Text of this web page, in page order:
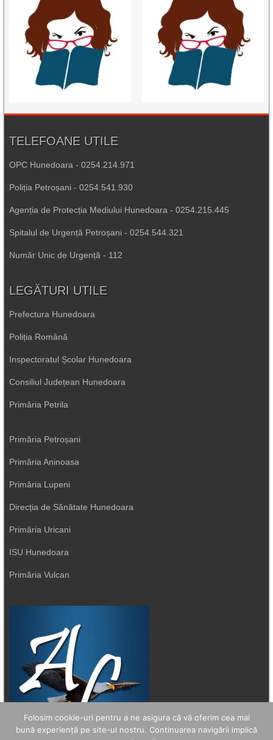
TELEFOANE UTILE
OPC Hunedoara - 0254.214.971
Poliția Petroșani - 0254.541.930
Agenția de Protecția Mediului Hunedoara - 0254.215.445
Spitalul de Urgență Petroșani - 0254.544.321
Număr Unic de Urgență - 112
LEGĂTURI UTILE
Prefectura Hunedoara
Poliția Română
Inspectoratul Școlar Hunedoara
Consiliul Județean Hunedoara
Primăria Petrila
Primăria Petroșani
Primăria Aninoasa
Primăria Lupeni
Direcția de Sănătate Hunedoara
Primăria Uricani
ISU Hunedoara
Primăria Vulcan
Folosim cookie-uri pentru a ne asigura că vă oferim cea mai
bună experiență pe site-ul nostru. Continuarea navigării implică